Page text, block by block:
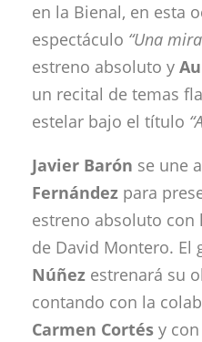
en la Bienal, en esta
espectáculo “Una
estreno absoluto y
un recital de temas
estelar bajo el título
Javier Barón se une a
Fernández para
estreno absoluto con
de David Montero. El
Núñez estrenará su
contando con la
Carmen Cortés y